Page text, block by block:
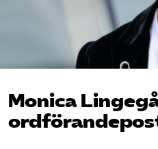
Mina sidor (almega.se)
Bli medlem
Monica